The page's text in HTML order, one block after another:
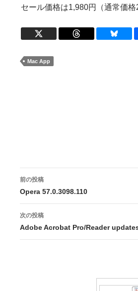
セール価格は1,980円（通常価
Mac App
投
稿
ナ
ビ
前の投稿
Opera 57.0.3098.110
次の投稿
Adobe Acrobat Pro/Reader